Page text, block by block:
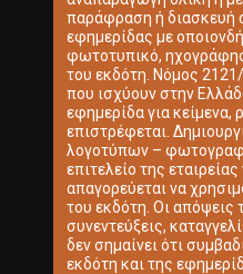
παράφραση ή διασκευή
εφημερίδας με
φωτοτυπικό,
του εκδότη. Νόμος
που ισχύουν στην
εφημερίδα για
επιστρέφεται.
λογοτύπων –
επιτελείο της
απαγορεύεται να
του εκδότη. Οι
συνεντεύξεις,
δεν σημαίνει ότι
εκδότη και της